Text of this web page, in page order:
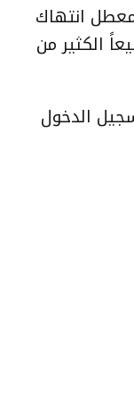
انتهاك
الكثير من
الدخول